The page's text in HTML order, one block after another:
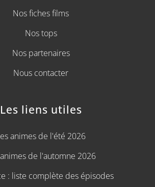
Nos fiches films
Nos tops
Nos partenaires
Nous contacter
Les liens utiles
animes de l'été 2026
de l'automne 2026
: liste complète des épisodes